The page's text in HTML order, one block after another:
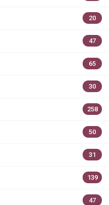
20
47
65
30
258
50
31
139
47